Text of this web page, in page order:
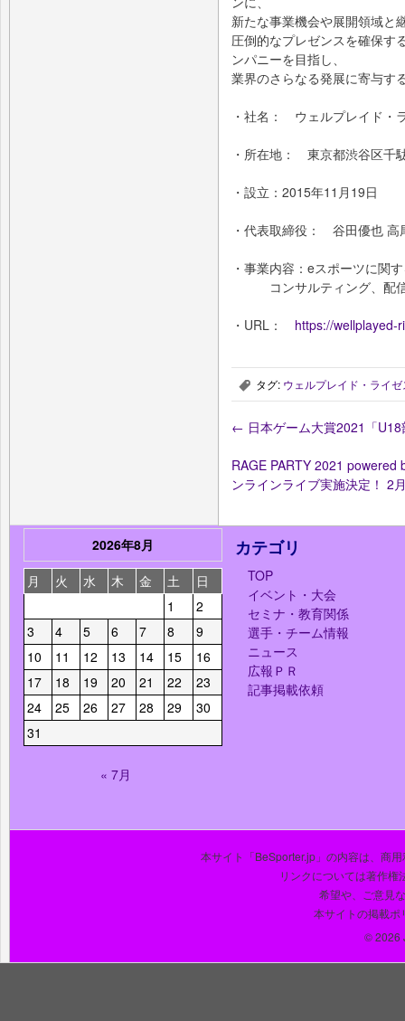
新たな事業機会や展開領域と
圧倒的なプレゼンスを確保す
ンパニーを目指し、
業界のさらなる発展に寄与す
・社名： ウェルプレイド・
・所在地： 東京都渋谷区千
・設立：2015年11月19日
・代表取締役： 谷田優也 高
・事業内容：eスポーツに関
コンサルティング、配信
・URL： https://wellplayed-
, タグ: ウェルプレイド・ライ
← 日本ゲーム大賞2021「
RAGE PARTY 2021 powered
ンラインライブ実施決定！ 2
2026年8月
月
火 水 木 金 土
日
1
2
3
4 5 6 7 8
9
10
11 12 13 14 15
16
17
18 19 20 21 22
23
24
25 26 27 28 29
30
31
« 7月
カテゴリ
TOP
イベント・大会
セミナ・教育関係
選手・チーム情報
ニュース
広報ＰＲ
記事掲載依頼
本サイト「BeSporter.jp」の内容は、商
リンクについては著作権
希望や、ご意見
本サイトの掲載ポ
© 2026